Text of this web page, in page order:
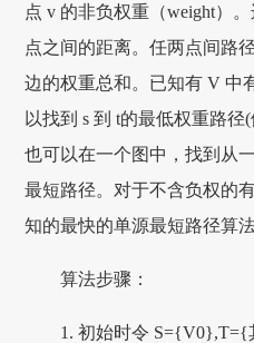
点 v 的非负权重（weight）
点之间的距离。任两点间路
边的权重总和。已知有 V 中
以找到 s 到 t的最低权重路
也可以在一个图中，找到从
最短路径。对于不含负权的
知的最快的单源最短路径算法
算法步骤：
1. 初始时令